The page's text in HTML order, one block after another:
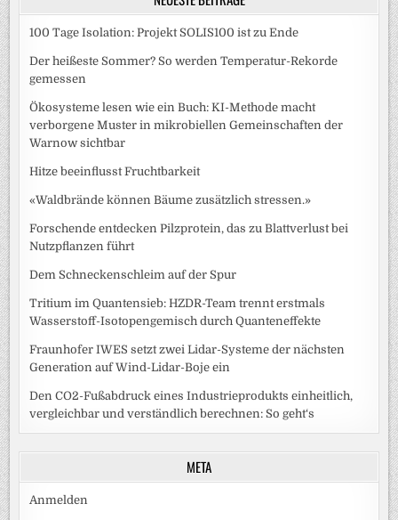
100 Tage Isolation: Projekt SOLIS100 ist zu Ende
Der heißeste Sommer? So werden Temperatur-Rekorde
gemessen
Ökosysteme lesen wie ein Buch: KI-Methode macht
verborgene Muster in mikrobiellen Gemeinschaften der
Warnow sichtbar
Hitze beeinflusst Fruchtbarkeit
«Waldbrände können Bäume zusätzlich stressen.»
Forschende entdecken Pilzprotein, das zu Blattverlust bei
Nutzpflanzen führt
Dem Schneckenschleim auf der Spur
Tritium im Quantensieb: HZDR-Team trennt erstmals
Wasserstoff-Isotopengemisch durch Quanteneffekte
Fraunhofer IWES setzt zwei Lidar-Systeme der nächsten
Generation auf Wind-Lidar-Boje ein
Den CO2-Fußabdruck eines Industrieprodukts einheitlich,
vergleichbar und verständlich berechnen: So geht‘s
META
Anmelden